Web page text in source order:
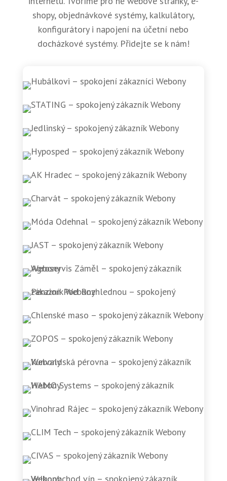
shopy, objednávkové systémy, kalkulátory,
konfigurátory i napojení na účetní nebo
docházkové systémy. Přidejte se k nám!